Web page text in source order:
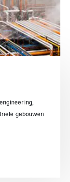
gebouwen